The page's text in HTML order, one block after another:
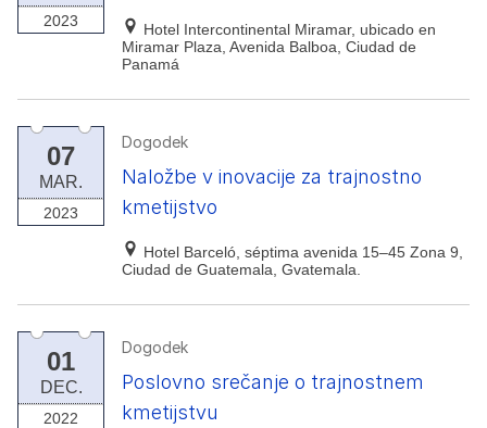
2023
Hotel Intercontinental Miramar, ubicado en
Miramar Plaza, Avenida Balboa, Ciudad de
Panamá
07
MAR.
2023
Dogodek
Naložbe v inovacije za trajnostno
kmetijstvo
Hotel Barceló, séptima avenida 15–45 Zona 9,
Ciudad de Guatemala, Gvatemala.
01
DEC.
2022
Dogodek
Poslovno srečanje o trajnostnem
kmetijstvu